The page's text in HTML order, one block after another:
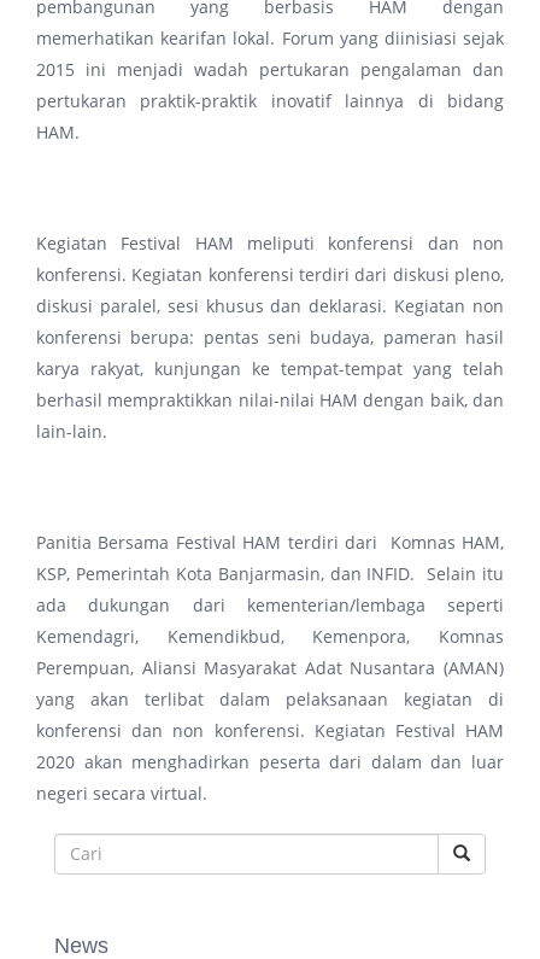
pembangunan yang berbasis HAM dengan
memerhatikan kearifan lokal. Forum yang diinisiasi sejak
2015 ini menjadi wadah pertukaran pengalaman dan
pertukaran praktik-praktik inovatif lainnya di bidang
HAM.
Kegiatan Festival HAM meliputi konferensi dan non
konferensi. Kegiatan konferensi terdiri dari diskusi pleno,
diskusi paralel, sesi khusus dan deklarasi. Kegiatan non
konferensi berupa: pentas seni budaya, pameran hasil
karya rakyat, kunjungan ke tempat-tempat yang telah
berhasil mempraktikkan nilai-nilai HAM dengan baik, dan
lain-lain.
Panitia Bersama Festival HAM terdiri dari Komnas HAM,
KSP, Pemerintah Kota Banjarmasin, dan INFID. Selain itu
ada dukungan dari kementerian/lembaga seperti
Kemendagri, Kemendikbud, Kemenpora, Komnas
Perempuan, Aliansi Masyarakat Adat Nusantara (AMAN)
yang akan terlibat dalam pelaksanaan kegiatan di
konferensi dan non konferensi. Kegiatan Festival HAM
2020 akan menghadirkan peserta dari dalam dan luar
negeri secara virtual.
News